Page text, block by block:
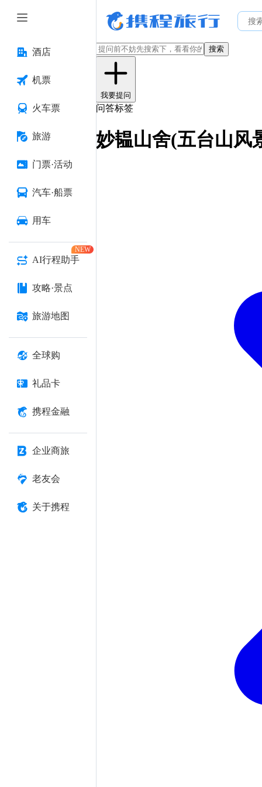
酒店
机票
火车票
旅游
门票·活动
汽车·船票
用车
AI行程助手
NEW
攻略·景点
旅游地图
全球购
礼品卡
携程金融
企业商旅
老友会
关于携程
搜索
我要提问
问答标签
妙韫山舍(五台山风